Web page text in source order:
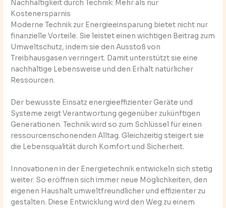
Nachhaltigkeit durch Technik: Mehr als nur
Kostenersparnis
Moderne Technik zur Energieeinsparung bietet nicht nur
finanzielle Vorteile. Sie leistet einen wichtigen Beitrag zum
Umweltschutz, indem sie den Ausstoß von
Treibhausgasen verringert. Damit unterstützt sie eine
nachhaltige Lebensweise und den Erhalt natürlicher
Ressourcen.
Der bewusste Einsatz energieeffizienter Geräte und
Systeme zeigt Verantwortung gegenüber zukünftigen
Generationen. Technik wird so zum Schlüssel für einen
ressourcenschonenden Alltag. Gleichzeitig steigert sie
die Lebensqualität durch Komfort und Sicherheit.
Innovationen in der Energietechnik entwickeln sich stetig
weiter. So eröffnen sich immer neue Möglichkeiten, den
eigenen Haushalt umweltfreundlicher und effizienter zu
gestalten. Diese Entwicklung wird den Weg zu einem